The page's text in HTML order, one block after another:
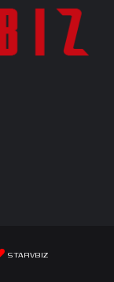
STARVBIZ